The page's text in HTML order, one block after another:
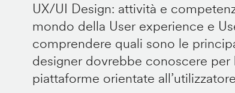
UX/UI Design: attività e
mondo della User experience e
comprendere quali sono le
designer dovrebbe conoscere
piattaforme orientate